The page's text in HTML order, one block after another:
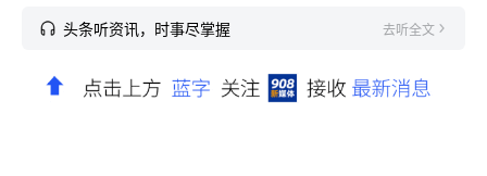
头条听资讯，时事尽掌握 去听全文